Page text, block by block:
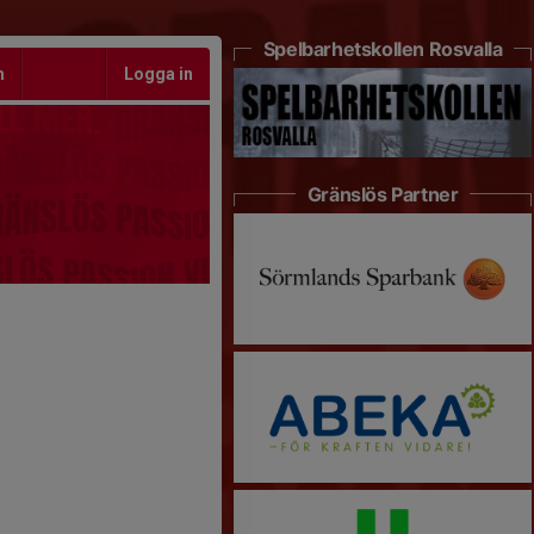
Logga in
Spelbarhetskollen Rosvalla
Gränslös Partner